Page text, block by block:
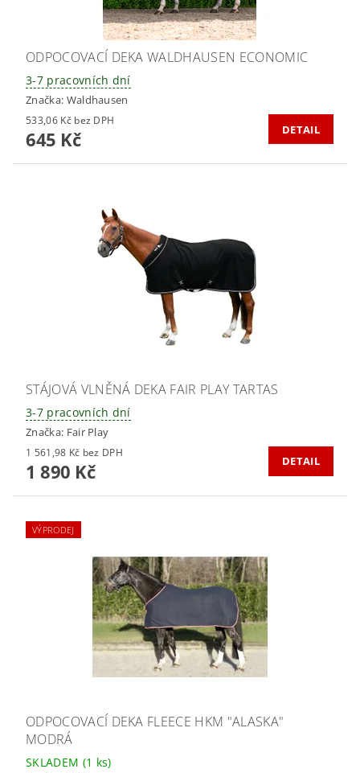
ODPOCOVACÍ DEKA WALDHAUSEN ECONOMIC
3-7 pracovních dní
Značka: Waldhausen
533,06 Kč bez DPH
645 Kč DETAIL
STÁJOVÁ VLNĚNÁ DEKA FAIR PLAY TARTAS
3-7 pracovních dní
Značka: Fair Play
1 561,98 Kč bez DPH
1 890 Kč DETAIL
VÝPRODEJ
ODPOCOVACÍ DEKA FLEECE HKM "ALASKA"
MODRÁ
SKLADEM (1 ks)